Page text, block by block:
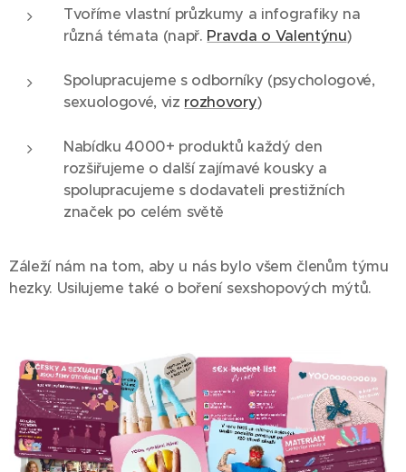
Tvoříme vlastní průzkumy a infografiky na
různá témata (např. Pravda o Valentýnu)
Spolupracujeme s odborníky (psychologové,
sexuologové, viz rozhovory)
Nabídku 4000+ produktů každý den
rozšiřujeme o další zajímavé kousky a
spolupracujeme s dodavateli prestižních
značek po celém světě
Záleží nám na tom, aby u nás bylo všem členům týmu
hezky. Usilujeme také o boření sexshopových mýtů.